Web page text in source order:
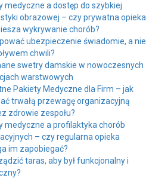
medyczne a dostęp do szybkiej
obrazowej – czy prywatna opieka
wykrywanie chorób?
ubezpieczenie świadomie, a nie
chwili?
swetry damskie w nowoczesnych
warstwowych
Pakiety Medyczne dla Firm – jak
trwałą przewagę organizacyjną
zdrowie zespołu?
medyczne a profilaktyka chorób
– czy regularna opieka
im zapobiegać?
taras, aby był funkcjonalny i